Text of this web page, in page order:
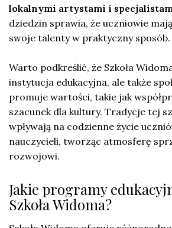
lokalnymi artystami i
dziedzin sprawia, że uczniowie
swoje talenty w praktyczny sposób.
Warto podkreślić, że Szkoła
instytucja edukacyjna, ale także
promuje wartości, takie jak
szacunek dla kultury. Tradycje tej
wpływają na codzienne życie
nauczycieli, tworząc atmosferę
rozwojowi.
Jakie programy
Szkoła Widoma?